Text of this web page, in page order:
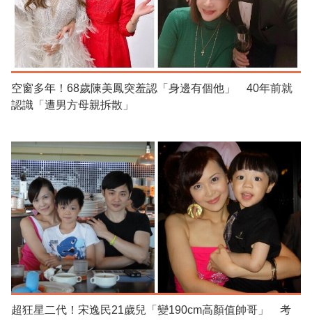
空窗多年！68歲陳美鳳突羞認「身邊有個他」 40年前就
認識「遭男方母親拆散」
超狂星二代！宋逸民21歲兒「變190cm高顏值帥哥」 考